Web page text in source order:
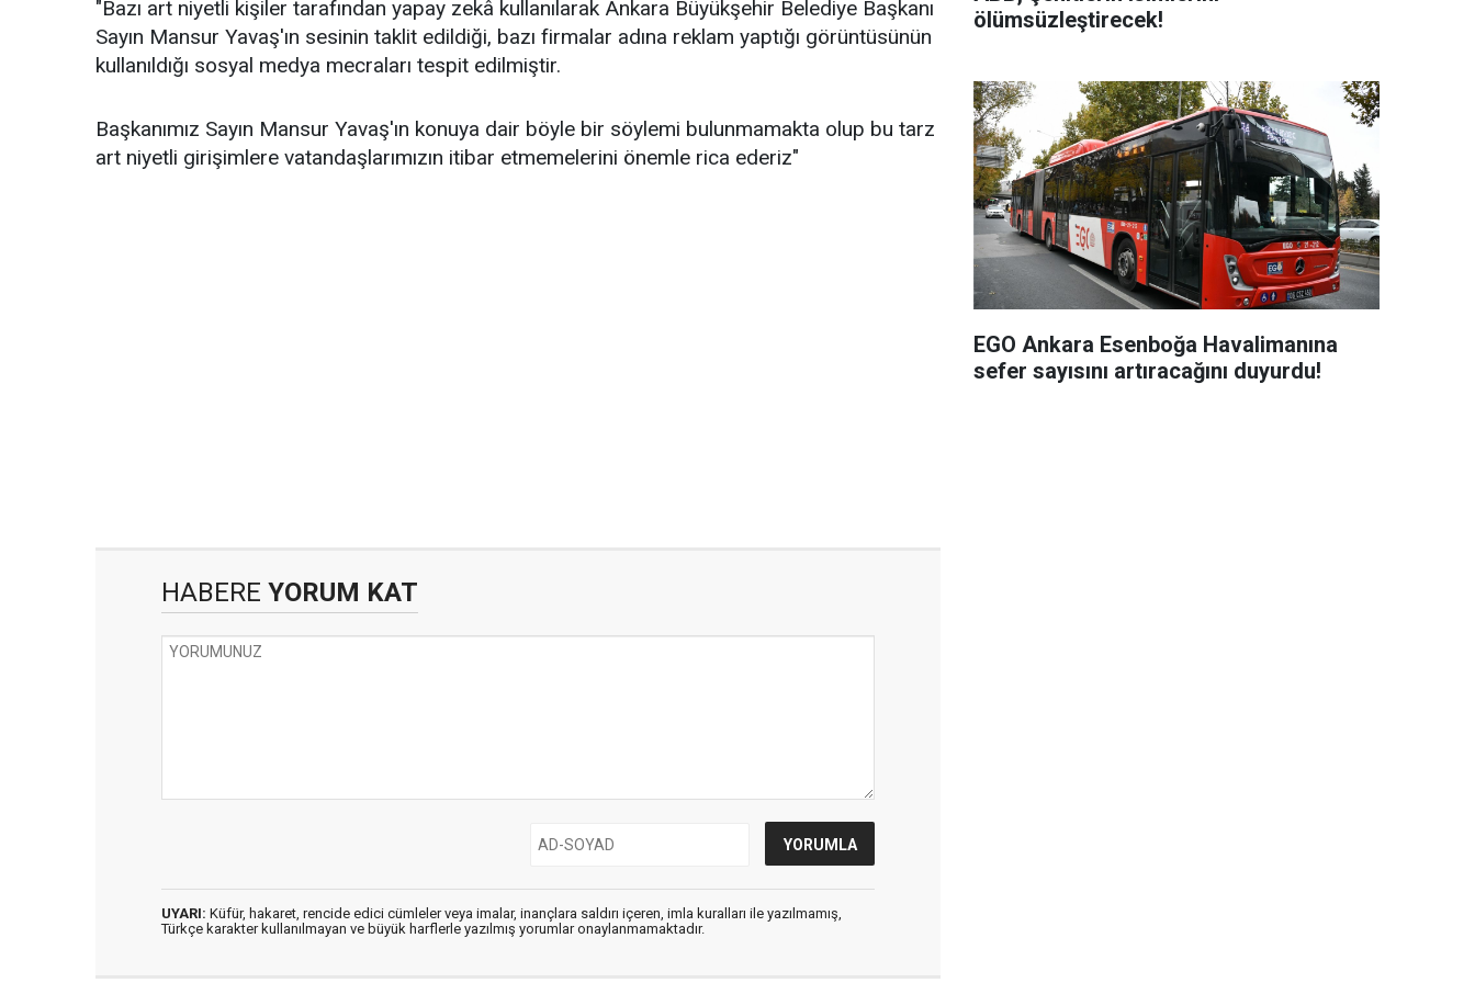
"Bazı art niyetli kişiler tarafından yapay zekâ kullanılarak Ankara Büyükşehir Belediye Başkanı
Sayın Mansur Yavaş'ın sesinin taklit edildiği, bazı firmalar adına reklam yaptığı görüntüsünün
kullanıldığı sosyal medya mecraları tespit edilmiştir.
Başkanımız Sayın Mansur Yavaş'ın konuya dair böyle bir söylemi bulunmamakta olup bu tarz
art niyetli girişimlere vatandaşlarımızın itibar etmemelerini önemle rica ederiz"
HABERE YORUM KAT
UYARI: Küfür, hakaret, rencide edici cümleler veya imalar, inançlara saldırı içeren, imla kuralları ile yazılmamış,
Türkçe karakter kullanılmayan ve büyük harflerle yazılmış yorumlar onaylanmamaktadır.
ölümsüzleştirecek!
EGO Ankara Esenboğa Havalimanına
sefer sayısını artıracağını duyurdu!